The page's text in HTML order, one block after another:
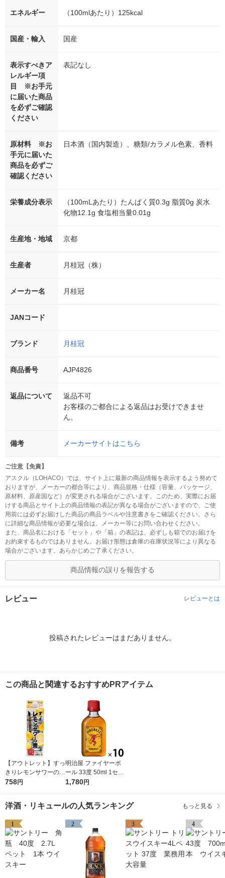
エネルギー （100mlあたり）125kcal
国産・輸入 国産
表示すべきア
レルギー項
目 ※お手元
に届いた商品
を必ずご確認
ください
表記なし
原材料 ※お
手元に届いた
商品を必ずご
確認ください
日本酒（国内製造）、糖類/カラメル色素、香料
栄養成分表示
（100mLあたり）たんぱく質0.3g 脂質0g 炭水
化物12.1g 食塩相当量0.01g
生産地・地域 京都
生産者 月桂冠（株）
メーカー名 月桂冠
JANコード
ブランド 月桂冠
商品番号 AJP4826
返品について
返品不可
お客様のご都合による返品はお受けできませ
ん。
備考 メーカーサイトはこちら
ご注意【免責】
アスクル（LOHACO）では、サイト上に最新の商品情報を表示するよう努めて
おりますが、メーカーの都合等により、商品規格・仕様（容量、パッケージ、
原材料、原産国など）が変更される場合がございます。このため、実際にお届
けする商品とサイト上の商品情報の表記が異なる場合がございますので、ご使
用前には必ずお届けした商品の商品ラベルや注意書きをご確認ください。さら
に詳細な商品情報が必要な場合は、メーカー等にお問い合わせください。
また、商品名における「セット」や「箱」の表記は、必ずしも箱でのお届けを
お約束するものではありません。お届け形態は倉庫の在庫状況等により異なる
場合がございます。あらかじめご了承ください。
商品情報の誤りを報告する
レビュー レビューとは
投稿されたレビューはまだありません。
この商品と関連するおすすめPRアイテム
【アウトレット】すっ
きりレモンサワーの素
25度 1L 1本 東亜酒
758円
明治屋 ファイヤーボ
ール 33度 50ml 1セッ
ト（10本） リキュー
1,780円
洋酒・リキュールの人気ランキング もっと見る
1 2 3 4